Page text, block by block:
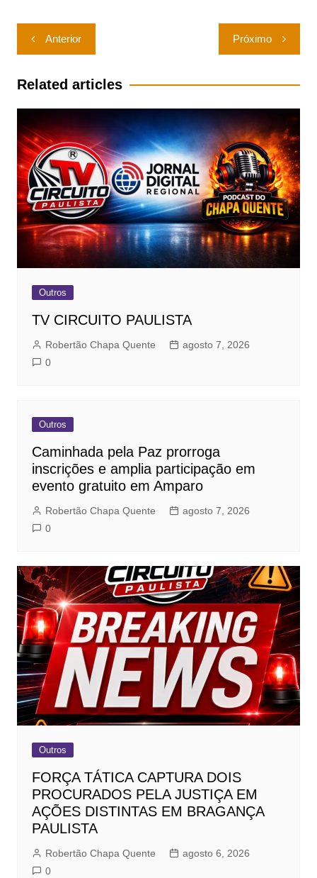
Navegação
de
Post
Anterior Próximo
Related articles
Outros
TV CIRCUITO PAULISTA
Robertão Chapa Quente
agosto 7, 2026
0
Outros
Caminhada pela Paz prorroga
inscrições e amplia participação em
evento gratuito em Amparo
Robertão Chapa Quente
agosto 7, 2026
0
Outros
FORÇA TÁTICA CAPTURA DOIS
PROCURADOS PELA JUSTIÇA EM
AÇÕES DISTINTAS EM BRAGANÇA
PAULISTA
Robertão Chapa Quente
agosto 6, 2026
0